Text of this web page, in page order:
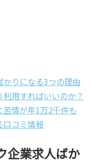
りになる3つの理由
用すればいいのか？
苦情が年1万2千件も
口コミ情報
企業求人ばか